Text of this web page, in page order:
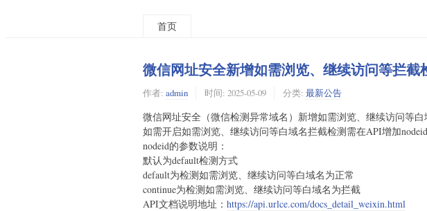
首页
微信网址安全新增如需浏览、继续访问等拦截
作者: admin 时间: 2025-05-09 分类: 最新公告
微信网址安全（微信检测异常域名）新增如需浏览、继续访问等白
如需开启如需浏览、继续访问等白域名拦截检测需在API增加nodeid
nodeid的参数说明：
默认为default检测方式
default为检测如需浏览、继续访问等白域名为正常
continue为检测如需浏览、继续访问等白域名为拦截
API文档说明地址： https://api.urlce.com/docs_detail_weixin.html